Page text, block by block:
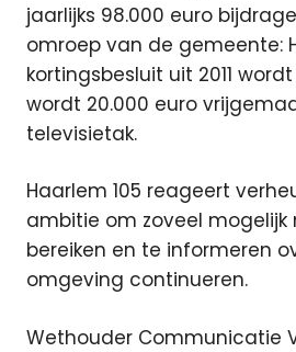
jaarlijks 98.000 euro
omroep van de gemeente:
kortingsbesluit uit 2011
wordt 20.000 euro
televisietak.
Haarlem 105 reageert
ambitie om zoveel mogelijk
bereiken en te informeren
omgeving continueren.
Wethouder Communicatie